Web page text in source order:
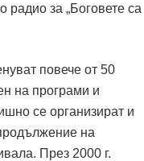
за „Боговете са
повече от 50
на програми и
се организират и
на
През 2000 г.